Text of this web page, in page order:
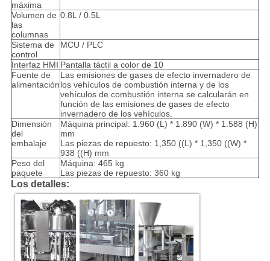
máxima
Volumen de
las
columnas
0.8L / 0.5L
Sistema de
control
MCU / PLC
Interfaz HMI Pantalla táctil a color de 10
Fuente de
alimentación
Las emisiones de gases de efecto invernadero de
los vehículos de combustión interna y de los
vehículos de combustión interna se calcularán en
función de las emisiones de gases de efecto
invernadero de los vehículos.
Dimensión
del
embalaje
Máquina principal: 1.960 (L) * 1.890 (W) * 1.588 (H)
mm
Las piezas de repuesto: 1,350 ((L) * 1,350 ((W) *
938 ((H) mm
Peso del
paquete
Máquina: 465 kg
Las piezas de repuesto: 360 kg
Los detalles: